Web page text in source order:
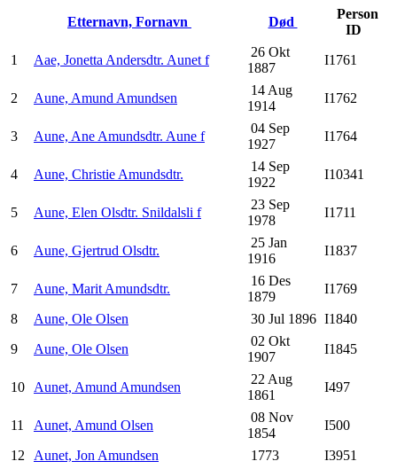
Etternavn, Fornavn Død
Person
ID
1
Aae, Jonetta Andersdtr. Aunet f
26 Okt
1887
I1761
2 Aune, Amund Amundsen
14 Aug
1914
I1762
3 Aune, Ane Amundsdtr. Aune f
04 Sep
1927
I1764
4 Aune, Christie Amundsdtr.
14 Sep
1922
I10341
5 Aune, Elen Olsdtr. Snildalsli f
23 Sep
1978
I1711
6 Aune, Gjertrud Olsdtr.
25 Jan
1916
I1837
7 Aune, Marit Amundsdtr.
16 Des
1879
I1769
8
Aune, Ole Olsen 30 Jul 1896 I1840
9
Aune, Ole Olsen
02 Okt
1907
I1845
10 Aunet, Amund Amundsen
22 Aug
1861
I497
11 Aunet, Amund Olsen
08 Nov
1854
I500
12 Aunet, Jon Amundsen 1773
I3951